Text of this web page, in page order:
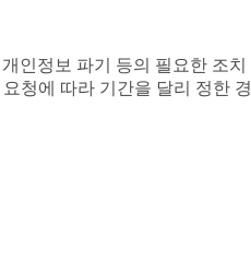
인정보 파기 등의 필요한 조치
청에 따라 기간을 달리 정한 경